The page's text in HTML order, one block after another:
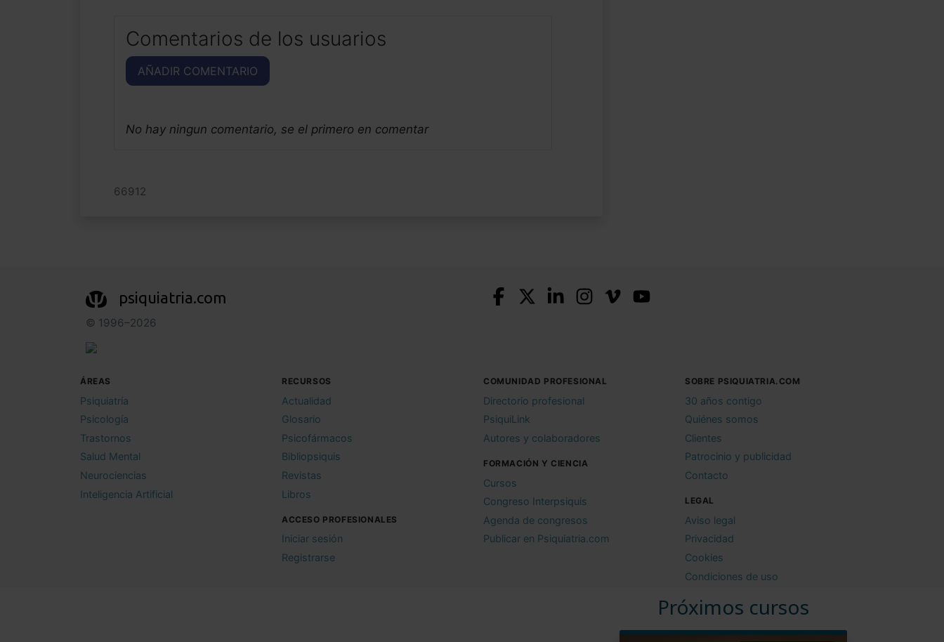
Comentarios de los usuarios
AÑADIR COMENTARIO
No hay ningun comentario, se el primero en comentar
66912
Próximos cursos
psiquiatria.com
© 1996–2026
ÁREAS
Psiquiatría
Psicología
Trastornos
Salud Mental
Neurociencias
Inteligencia Artificial
RECURSOS
Actualidad
Glosario
Psicofármacos
Bibliopsiquis
Revistas
Libros
ACCESO PROFESIONALES
Iniciar sesión
Registrarse
COMUNIDAD PROFESIONAL
Directorio profesional
PsiquiLink
Autores y colaboradores
FORMACIÓN Y CIENCIA
Cursos
Congreso Interpsiquis
Agenda de congresos
Publicar en Psiquiatria.com
SOBRE PSIQUIATRIA.COM
30 años contigo
Quiénes somos
Clientes
Patrocinio y publicidad
Contacto
LEGAL
Aviso legal
Privacidad
Cookies
Condiciones de uso